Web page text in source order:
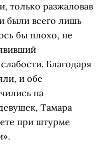
только разжаловав
были всего лишь
бы плохо, не
Благодаря
и обе
на
Тамара
при штурме